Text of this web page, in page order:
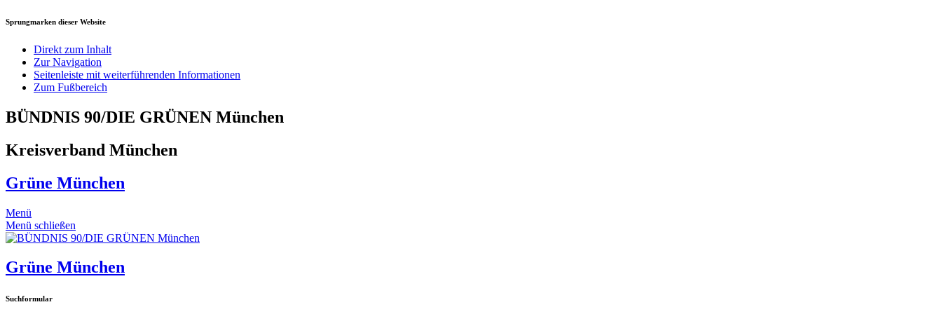
Sprungmarken dieser Website
Direkt zum Inhalt
Zur Navigation
Seitenleiste mit weiterführenden Informationen
Zum Fußbereich
BÜNDNIS 90/DIE GRÜNEN München
Kreisverband München
Grüne München
Menü
Menü schließen
Grüne München
Suchformular